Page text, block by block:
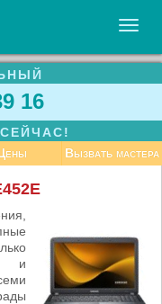
16
Вызвать мастера
и